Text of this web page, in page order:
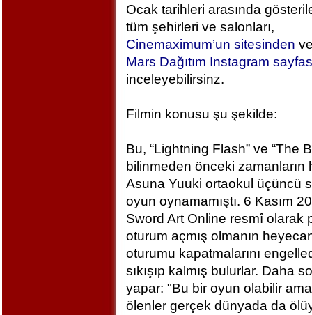
Ocak tarihleri arasında
tüm şehirleri ve salonları,
Cinemaximum’un sitesinden
Mars Dağıtım Instagram
inceleyebilirsinz.
Filmin konusu şu şekilde:
Bu, “Lightning Flash” ve “The
bilinmeden önceki zamanların
Asuna Yuuki ortaokul üçüncü
oyun oynamamıştı. 6 Kasım
Sword Art Online resmî olarak
oturum açmış olmanın
oturumu kapatmalarını
sıkışıp kalmış bulurlar. Daha
yapar: "Bu bir oyun olabilir
ölenler gerçek dünyada da